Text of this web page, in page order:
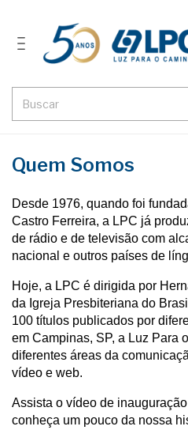
Quem Somos
Desde 1976, quando foi
Castro Ferreira, a LPC já
de rádio e de televisão com
nacional e outros países de
Hoje, a LPC é dirigida por
da Igreja Presbiteriana do
100 títulos publicados por
em Campinas, SP, a Luz Para
diferentes áreas da
vídeo e web.
Assista o vídeo de
conheça um pouco da nossa